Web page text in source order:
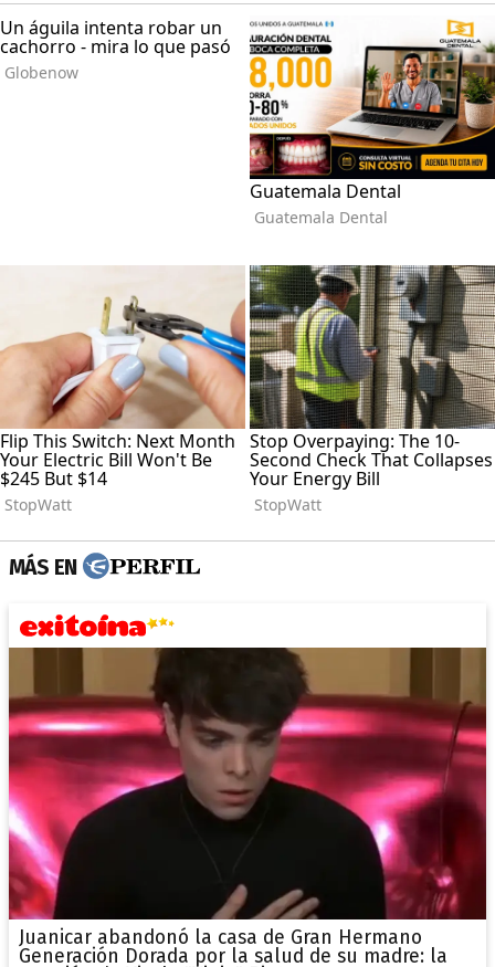
MÁS EN
Juanicar abandonó la casa de Gran Hermano
Generación Dorada por la salud de su madre: la